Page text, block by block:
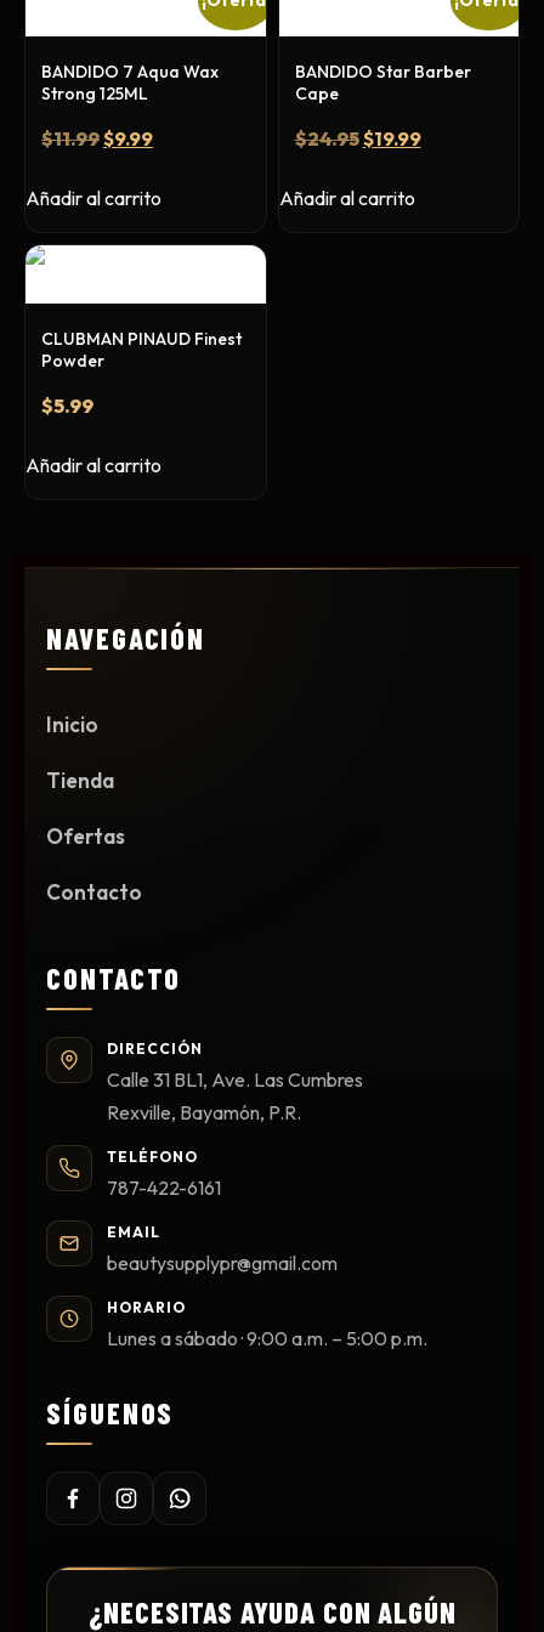
Primer y Antifungal
Mesas y Maletas
Herramientas y Accesorios
Máquinas de Pedicura
Otros
Equipos y Más
Ofertas
BANDIDO 7 Aqua Wax
Strong 125ML
$11.99$9.99
Añadir al carrito
BANDIDO Star Barber
Cape
$24.95$19.99
Añadir al carrito
CLUBMAN PINAUD Finest
Powder
$5.99
Añadir al carrito
NAVEGACIÓN
Inicio
Tienda
Ofertas
Contacto
CONTACTO
DIRECCIÓN
Calle 31 BL1, Ave. Las Cumbres
Rexville, Bayamón, P.R.
TELÉFONO
787-422-6161
EMAIL
beautysupplypr@gmail.com
HORARIO
Lunes a sábado · 9:00 a.m. – 5:00 p.m.
SÍGUENOS
¿NECESITAS AYUDA CON ALGÚN